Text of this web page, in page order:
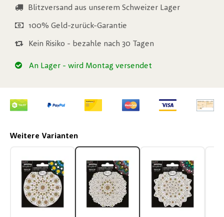
Blitzversand aus unserem Schweizer Lager
100% Geld-zurück-Garantie
Kein Risiko - bezahle nach 30 Tagen
An Lager - wird Montag versendet
Weitere Varianten